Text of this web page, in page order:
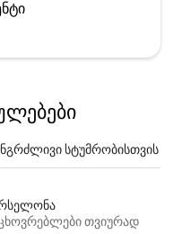
სტუმრობისთვის
თვიურად